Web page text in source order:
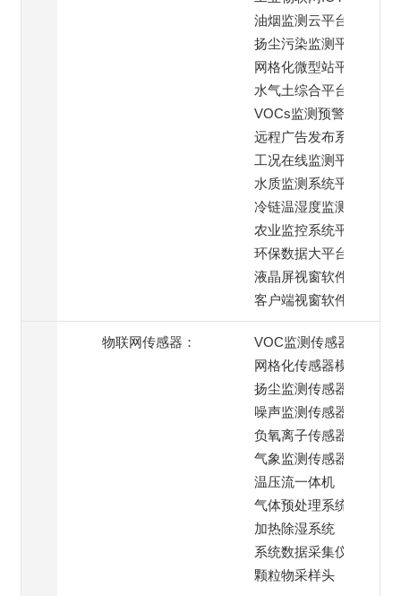
油烟监测云平台
扬尘污染监测平台
网格化微型站平台
水气土综合平台
VOCs监测预警平台
远程广告发布系统
工况在线监测平台
水质监测系统平台
冷链温湿度监测平台
农业监控系统平台
环保数据大平台
液晶屏视窗软件
客户端视窗软件
物联网传感器：
VOC监测传感器
网格化传感器模组
扬尘监测传感器
噪声监测传感器
负氧离子传感器
气象监测传感器
温压流一体机
气体预处理系统
加热除湿系统
系统数据采集仪
颗粒物采样头